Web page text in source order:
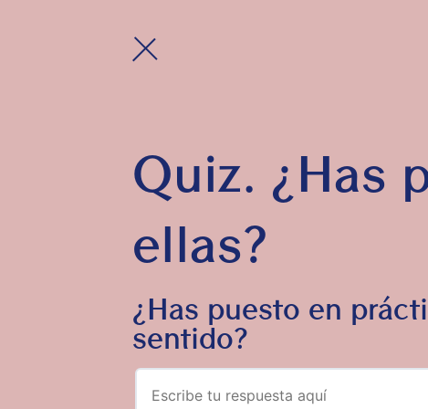
Quiz. ¿Has
ellas?
¿Has puesto en
sentido?